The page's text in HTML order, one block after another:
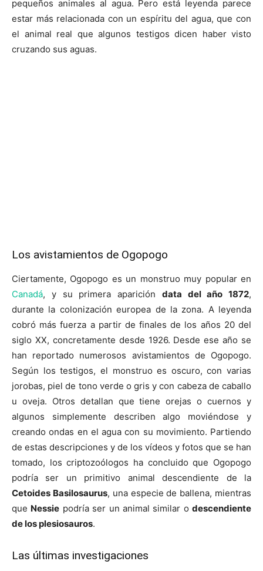
pequeños animales al agua. Pero está leyenda parece
estar más relacionada con un espíritu del agua, que con
el animal real que algunos testigos dicen haber visto
cruzando sus aguas.
Los avistamientos de Ogopogo
Ciertamente, Ogopogo es un monstruo muy popular en
Canadá, y su primera aparición data del año 1872,
durante la colonización europea de la zona. A leyenda
cobró más fuerza a partir de finales de los años 20 del
siglo XX, concretamente desde 1926. Desde ese año se
han reportado numerosos avistamientos de Ogopogo.
Según los testigos, el monstruo es oscuro, con varias
jorobas, piel de tono verde o gris y con cabeza de caballo
u oveja. Otros detallan que tiene orejas o cuernos y
algunos simplemente describen algo moviéndose y
creando ondas en el agua con su movimiento. Partiendo
de estas descripciones y de los vídeos y fotos que se han
tomado, los criptozoólogos ha concluido que Ogopogo
podría ser un primitivo animal descendiente de la
Cetoides Basilosaurus, una especie de ballena, mientras
que Nessie podría ser un animal similar o descendiente
de los plesiosauros.
Las últimas investigaciones